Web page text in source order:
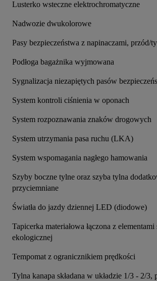
Lusterko wsteczne elektrochromatyczne
Nadwozie dwukolorowe
Pasy bezpieczeństwa z napinaczami, przód/
Podłoga bagażnika wyjmowana
Sygnalizacja niezapiętych pasów
System kontroli ciśnienia w oponach
System rozpoznawania znaków drogowych
System utrzymania pasa ruchu (LKA)
System wspomagania nagłego hamowania
Szyby boczne tylne oraz szyba tylna
przyciemniane
Światła do jazdy dziennej LED (diodowe)
Tapicerka materiałowa łączona z
ekologicznej
Tempomat z ogranicznikiem prędkości
Tylna kanapa składana w układzie 1/3 - 2/3,